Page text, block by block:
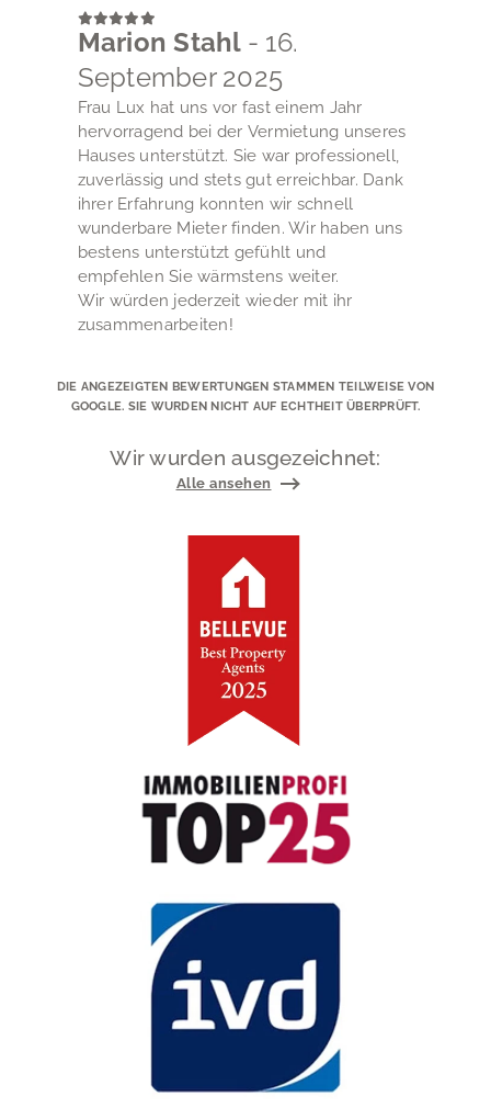
Marion Stahl - 16.
September 2025
Frau Lux hat uns vor fast einem Jahr
hervorragend bei der Vermietung unseres
Hauses unterstützt. Sie war professionell,
zuverlässig und stets gut erreichbar. Dank
ihrer Erfahrung konnten wir schnell
wunderbare Mieter finden. Wir haben uns
bestens unterstützt gefühlt und
empfehlen Sie wärmstens weiter.
Wir würden jederzeit wieder mit ihr
zusammenarbeiten!
DIE ANGEZEIGTEN BEWERTUNGEN STAMMEN TEILWEISE VON
GOOGLE. SIE WURDEN NICHT AUF ECHTHEIT ÜBERPRÜFT.
Wir wurden ausgezeichnet:
Alle ansehen